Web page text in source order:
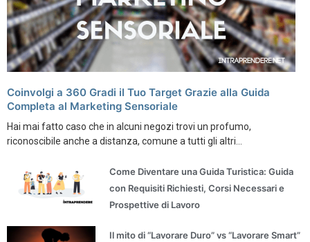
Coinvolgi a 360 Gradi il Tuo Target Grazie alla Guida
Completa al Marketing Sensoriale
Hai mai fatto caso che in alcuni negozi trovi un profumo,
riconoscibile anche a distanza, comune a tutti gli altri...
Come Diventare una Guida Turistica: Guida
con Requisiti Richiesti, Corsi Necessari e
Prospettive di Lavoro
Il mito di “Lavorare Duro” vs “Lavorare Smart”